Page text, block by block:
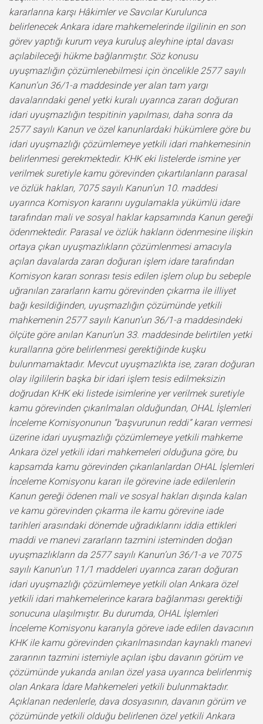
kararlarına karşı Hâkimler ve Savcılar Kurulunca
belirlenecek Ankara idare mahkemelerinde ilgilinin en son
görev yaptığı kurum veya kuruluş aleyhine iptal davası
açılabileceği hükme bağlanmıştır. Söz konusu
uyuşmazlığın çözümlenebilmesi için öncelikle 2577 sayılı
Kanun’un 36/1-a maddesinde yer alan tam yargı
davalarındaki genel yetki kuralı uyarınca zararı doğuran
idari uyuşmazlığın tespitinin yapılması, daha sonra da
2577 sayılı Kanun ve özel kanunlardaki hükümlere göre bu
idari uyuşmazlığı çözümlemeye yetkili idari mahkemesinin
belirlenmesi gerekmektedir. KHK eki listelerde ismine yer
verilmek suretiyle kamu görevinden çıkartılanların parasal
ve özlük hakları, 7075 sayılı Kanun’un 10. maddesi
uyarınca Komisyon kararını uygulamakla yükümlü idare
tarafından mali ve sosyal haklar kapsamında Kanun gereği
ödenmektedir. Parasal ve özlük hakların ödenmesine ilişkin
ortaya çıkan uyuşmazlıkların çözümlenmesi amacıyla
açılan davalarda zararı doğuran işlem idare tarafından
Komisyon kararı sonrası tesis edilen işlem olup bu sebeple
uğranılan zararların kamu görevinden çıkarma ile illiyet
bağı kesildiğinden, uyuşmazlığın çözümünde yetkili
mahkemenin 2577 sayılı Kanun’un 36/1-a maddesindeki
ölçüte göre anılan Kanun’un 33. maddesinde belirtilen yetki
kurallarına göre belirlenmesi gerektiğinde kuşku
bulunmamaktadır. Mevcut uyuşmazlıkta ise, zararı doğuran
olay ilgililerin başka bir idari işlem tesis edilmeksizin
doğrudan KHK eki listede isimlerine yer verilmek suretiyle
kamu görevinden çıkarılmaları olduğundan, OHAL İşlemleri
İnceleme Komisyonunun “başvurunun reddi” kararı vermesi
üzerine idari uyuşmazlığı çözümlemeye yetkili mahkeme
Ankara özel yetkili idari mahkemeleri olduğuna göre, bu
kapsamda kamu görevinden çıkarılanlardan OHAL İşlemleri
İnceleme Komisyonu kararı ile görevine iade edilenlerin
Kanun gereği ödenen mali ve sosyal hakları dışında kalan
ve kamu görevinden çıkarma ile kamu görevine iade
tarihleri arasındaki dönemde uğradıklarını iddia ettikleri
maddi ve manevi zararların tazmini isteminden doğan
uyuşmazlıkların da 2577 sayılı Kanun’un 36/1-a ve 7075
sayılı Kanun’un 11/1 maddeleri uyarınca zararı doğuran
idari uyuşmazlığı çözümlemeye yetkili olan Ankara özel
yetkili idari mahkemelerince karara bağlanması gerektiği
sonucuna ulaşılmıştır. Bu durumda, OHAL İşlemleri
İnceleme Komisyonu kararıyla göreve iade edilen davacının
KHK ile kamu görevinden çıkarılmasından kaynaklı manevi
zararının tazmini istemiyle açılan işbu davanın görüm ve
çözümünde yukarıda anılan özel yasa uyarınca belirlenmiş
olan Ankara İdare Mahkemeleri yetkili bulunmaktadır.
Açıklanan nedenlerle, dava dosyasının, davanın görüm ve
çözümünde yetkili olduğu belirlenen özel yetkili Ankara